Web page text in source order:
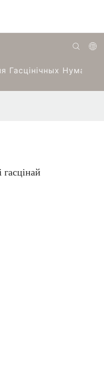
Français
Гасцінічных Нумароў
гасцінай